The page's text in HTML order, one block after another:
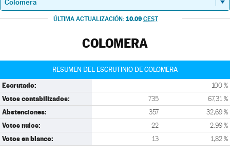
ÚLTIMA ACTUALIZACIÓN: 10.09 CEST
COLOMERA
RESUMEN DEL ESCRUTINIO DE COLOMERA
Escrutado: 100 %
Votos contabilizados: 735 67,31 %
Abstenciones: 357 32,69 %
Votos nulos: 22 2,99 %
Votos en blanco: 13 1,82 %